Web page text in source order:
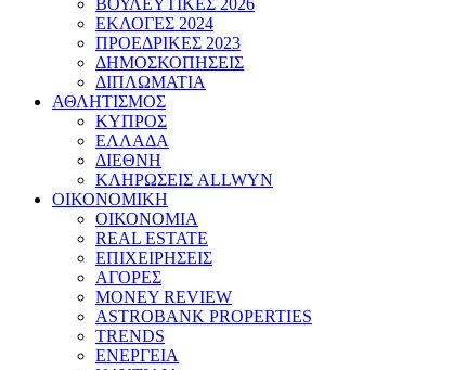
ΒΟΥΛΕΥΤΙΚΕΣ 2026
ΕΚΛΟΓΕΣ 2024
ΠΡΟΕΔΡΙΚΕΣ 2023
ΔΗΜΟΣΚΟΠΗΣΕΙΣ
ΔΙΠΛΩΜΑΤΙΑ
ΑΘΛΗΤΙΣΜΟΣ
ΚΥΠΡΟΣ
ΕΛΛΑΔΑ
ΔΙΕΘΝΗ
ΚΛΗΡΩΣΕΙΣ ALLWYN
ΟΙΚΟΝΟΜΙΚΗ
ΟΙΚΟΝΟΜΙΑ
REAL ESTATE
ΕΠΙΧΕΙΡΗΣΕΙΣ
ΑΓΟΡΕΣ
MONEY REVIEW
ASTROBANK PROPERTIES
TRENDS
ΕΝΕΡΓΕΙΑ